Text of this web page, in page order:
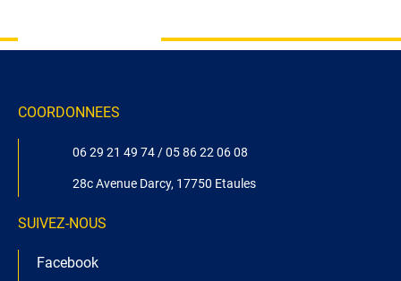
COORDONNEES
06 29 21 49 74 /05 86 22 06 08
28c Avenue Darcy, 17750 Etaules
SUIVEZ-NOUS
Facebook